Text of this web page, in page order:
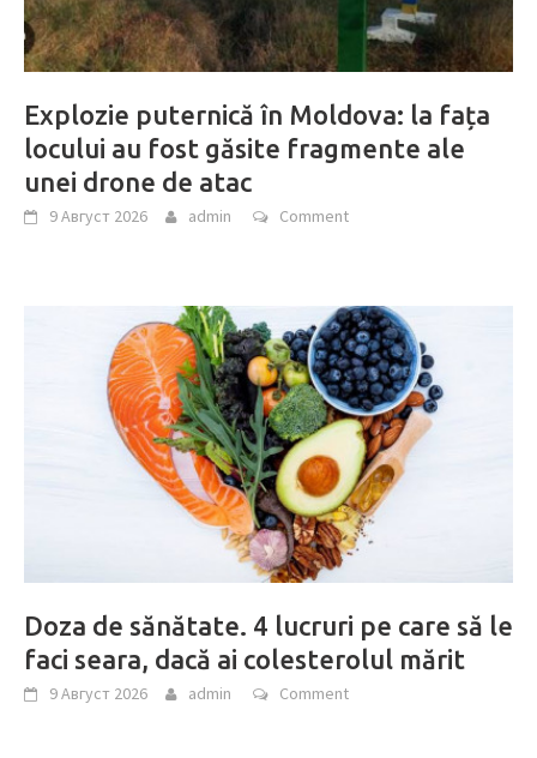
Explozie puternică în Moldova: la fața
locului au fost găsite fragmente ale
unei drone de atac
9 Август 2026 admin Comment
Doza de sănătate. 4 lucruri pe care să le
faci seara, dacă ai colesterolul mărit
9 Август 2026 admin Comment